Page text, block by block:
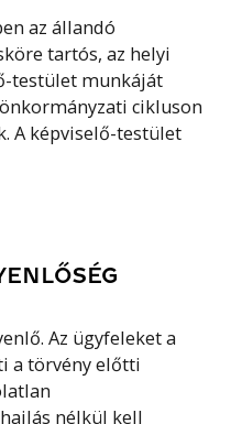
az állandó
tartós, az helyi
testület munkáját
cikluson
A képviselő-testület
Az ügyfeleket a
a törvény előtti
nélkül kell